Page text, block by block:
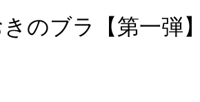
のブラ【第一弾】